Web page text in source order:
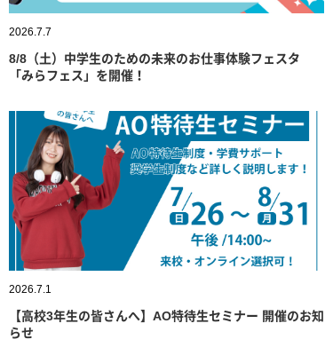
2026.7.7
8/8（土）中学生のための未来のお仕事体験フェスタ
「みらフェス」を開催！
2026.7.1
【高校3年生の皆さんへ】AO特待生セミナー 開催のお知
らせ